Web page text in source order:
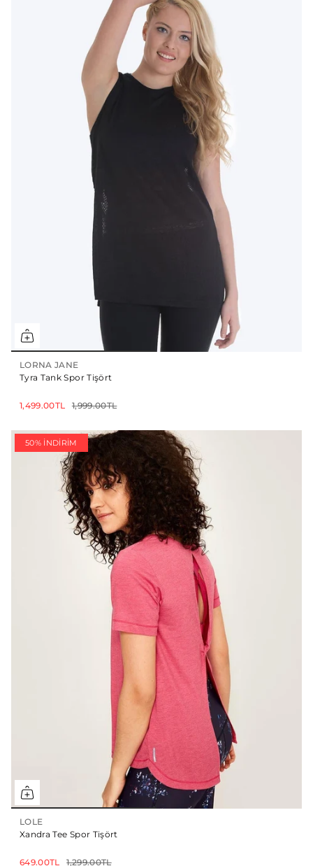
LORNA JANE
Tyra Tank Spor Tişört
1,499.00TL 1,999.00TL
50% İNDIRIM
LOLE
Xandra Tee Spor Tişört
649.00TL 1,299.00TL